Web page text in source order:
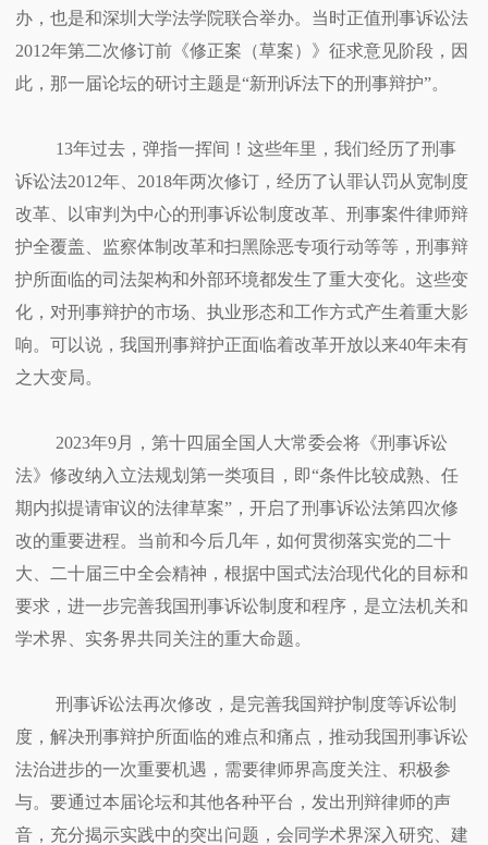
办，也是和深圳大学法学院联合举办。当时正值刑事诉讼法
2012年第二次修订前《修正案（草案）》征求意见阶段，因
此，那一届论坛的研讨主题是“新刑诉法下的刑事辩护”。
13年过去，弹指一挥间！这些年里，我们经历了刑事
诉讼法2012年、2018年两次修订，经历了认罪认罚从宽制度
改革、以审判为中心的刑事诉讼制度改革、刑事案件律师辩
护全覆盖、监察体制改革和扫黑除恶专项行动等等，刑事辩
护所面临的司法架构和外部环境都发生了重大变化。这些变
化，对刑事辩护的市场、执业形态和工作方式产生着重大影
响。可以说，我国刑事辩护正面临着改革开放以来40年未有
之大变局。
2023年9月，第十四届全国人大常委会将《刑事诉讼
法》修改纳入立法规划第一类项目，即“条件比较成熟、任
期内拟提请审议的法律草案”，开启了刑事诉讼法第四次修
改的重要进程。当前和今后几年，如何贯彻落实党的二十
大、二十届三中全会精神，根据中国式法治现代化的目标和
要求，进一步完善我国刑事诉讼制度和程序，是立法机关和
学术界、实务界共同关注的重大命题。
刑事诉讼法再次修改，是完善我国辩护制度等诉讼制
度，解决刑事辩护所面临的难点和痛点，推动我国刑事诉讼
法治进步的一次重要机遇，需要律师界高度关注、积极参
与。要通过本届论坛和其他各种平台，发出刑辩律师的声
音，充分揭示实践中的突出问题，会同学术界深入研究、建